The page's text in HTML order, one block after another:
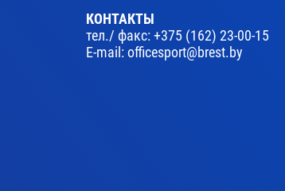
КОНТАКТЫ
тел./ факс:+375 (162) 23-00-15
E-mail:officesport@brest.by